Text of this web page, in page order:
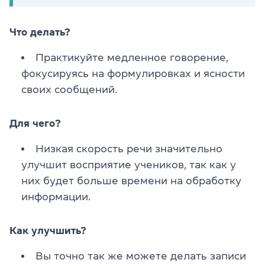
Что делать?
Практикуйте медленное говорение,
фокусируясь на формулировках и ясности
своих сообщений.
Для чего?
Низкая скорость речи значительно
улучшит восприятие учеников, так как у
них будет больше времени на обработку
информации.
Как улучшить?
Вы точно так же можете делать записи